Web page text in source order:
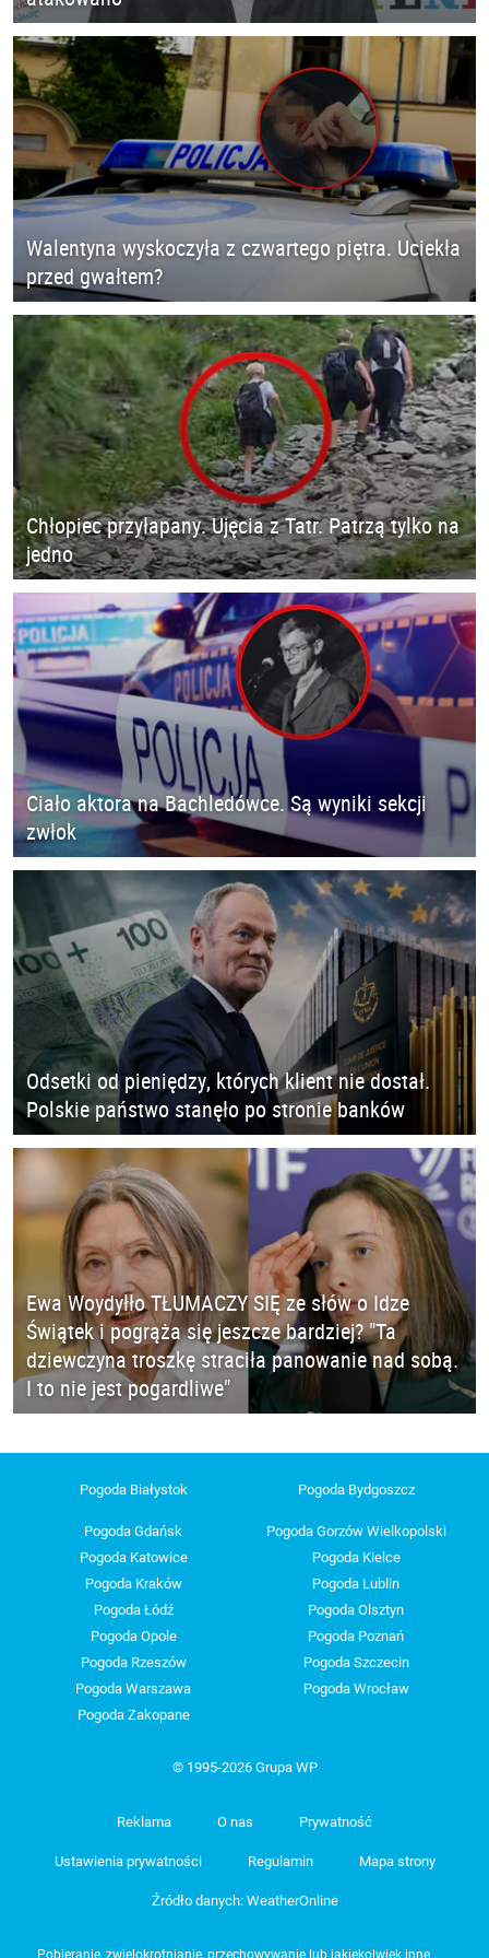
Walentyna wyskoczyła z czwartego piętra. Uciekła
przed gwałtem?
Chłopiec przyłapany. Ujęcia z Tatr. Patrzą tylko na
jedno
Ciało aktora na Bachledówce. Są wyniki sekcji
zwłok
Odsetki od pieniędzy, których klient nie dostał.
Polskie państwo stanęło po stronie banków
Ewa Woydyłło TŁUMACZY SIĘ ze słów o Idze
Świątek i pogrąża się jeszcze bardziej? "Ta
dziewczyna troszkę straciła panowanie nad sobą.
I to nie jest pogardliwe"
Pogoda Białystok Pogoda Bydgoszcz
Pogoda Gdańsk
Pogoda Gorzów Wielkopolski
Pogoda Katowice
Pogoda Kielce
Pogoda Kraków
Pogoda Lublin
Pogoda Łódź
Pogoda Olsztyn
Pogoda Opole
Pogoda Poznań
Pogoda Rzeszów
Pogoda Szczecin
Pogoda Warszawa
Pogoda Wrocław
Pogoda Zakopane
© 1995-2026 Grupa WP
Reklama O nas Prywatność
Ustawienia prywatności Regulamin Mapa strony
Źródło danych: WeatherOnline
Pobieranie, zwielokrotnianie, przechowywanie lub jakiekolwiek inne